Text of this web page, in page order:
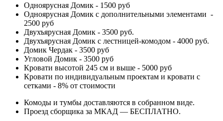
Одноярусная Домик - 1500 руб
Одноярусная Домик с дополнительными элементами -
2500 руб
Двухъярусная Домик - 3500 руб.
Двухъярусная Домик с лестницей-комодом - 4000 руб.
Домик Чердак - 3500 руб
Угловой Домик - 3500 руб
Кровати высотой 245 см и выше - 5000 руб
Кровати по индивидуальным проектам и кровати с
сетками - 8% от стоимости
Комоды и тумбы доставляются в собранном виде.
Проезд сборщика за МКАД — БЕСПЛАТНО.